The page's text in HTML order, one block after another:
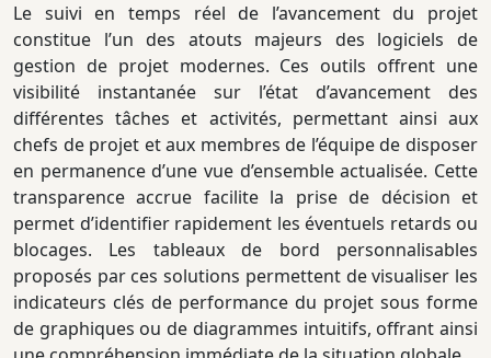
Le suivi en temps réel de l’avancement du projet
constitue l’un des atouts majeurs des logiciels de
gestion de projet modernes. Ces outils offrent une
visibilité instantanée sur l’état d’avancement des
différentes tâches et activités, permettant ainsi aux
chefs de projet et aux membres de l’équipe de disposer
en permanence d’une vue d’ensemble actualisée. Cette
transparence accrue facilite la prise de décision et
permet d’identifier rapidement les éventuels retards ou
blocages. Les tableaux de bord personnalisables
proposés par ces solutions permettent de visualiser les
indicateurs clés de performance du projet sous forme
de graphiques ou de diagrammes intuitifs, offrant ainsi